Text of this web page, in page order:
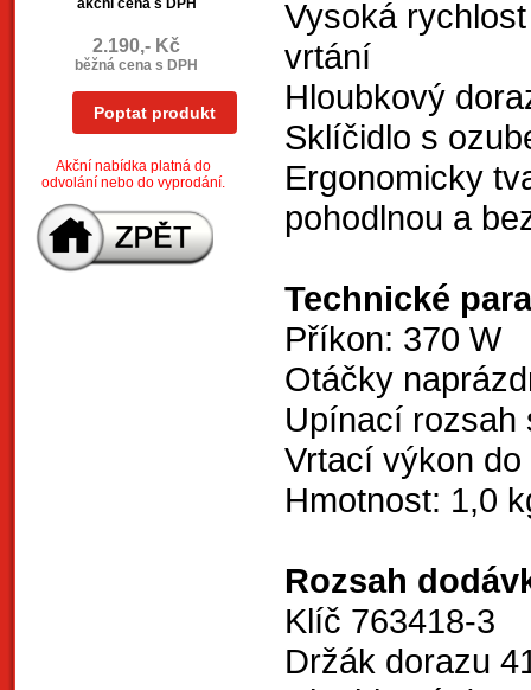
akční cena s DPH
2.190,- Kč
běžná cena s DPH
Poptat produkt
Akční nabídka platná do
odvolání nebo do vyprodání.
Vysoká
vrtání
Hloubkový
Sklíčidlo s
Ergonomicky
pohodlnou a
Technické
Příkon: 370 W
Otáčky
Upínací rozsah
Vrtací výkon
Hmotnost: 1,0
Rozsah
Klíč 763418-3
Držák dorazu